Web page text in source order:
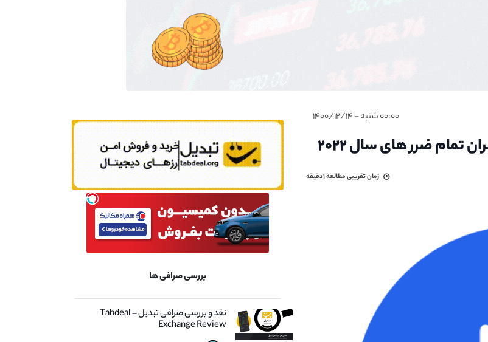
۰۰:۰۰ شنبه - ۱۴۰۰/۱۲/۱۴
زمان تقریبی مطالعه۱دقیقه
بررسی صرافی ها
نقد و بررسی صرافی تبدیل – Tabdeal
Exchange Review